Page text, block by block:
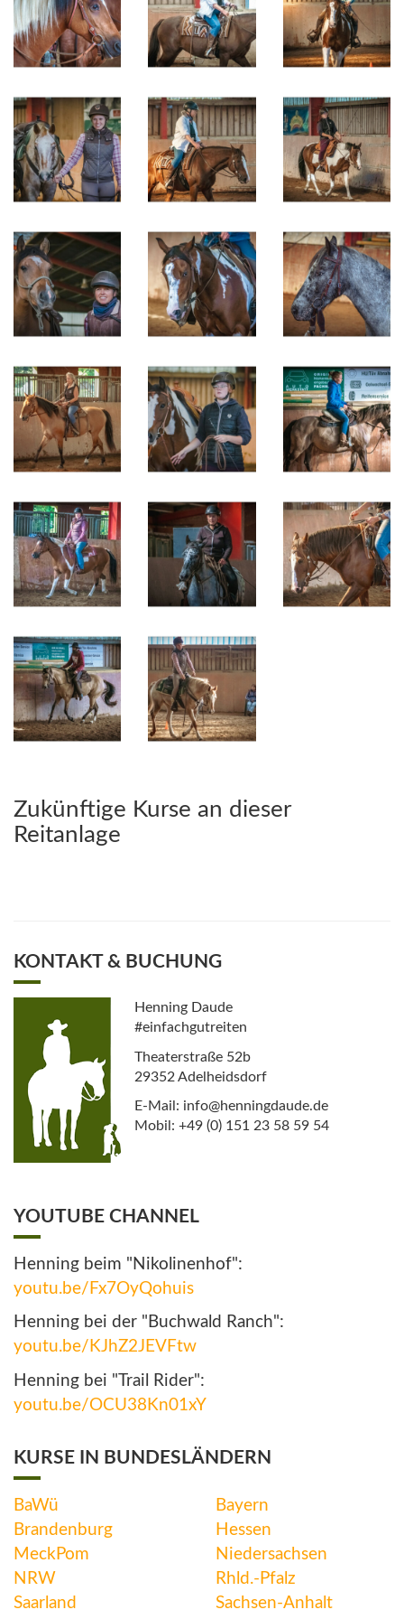
Zukünftige Kurse an dieser
Reitanlage
KONTAKT & BUCHUNG
Henning Daude
#einfachgutreiten
Theaterstraße 52b
29352 Adelheidsdorf
E-Mail: info@henningdaude.de
Mobil: +49 (0) 151 23 58 59 54
YOUTUBE CHANNEL
Henning beim "Nikolinenhof":
youtu.be/Fx7OyQohuis
Henning bei der "Buchwald Ranch":
youtu.be/KJhZ2JEVFtw
Henning bei "Trail Rider":
youtu.be/OCU38Kn01xY
KURSE IN BUNDESLÄNDERN
BaWü
Bayern
Brandenburg
Hessen
MeckPom
Niedersachsen
NRW
Rhld.-Pfalz
Saarland
Sachsen-Anhalt